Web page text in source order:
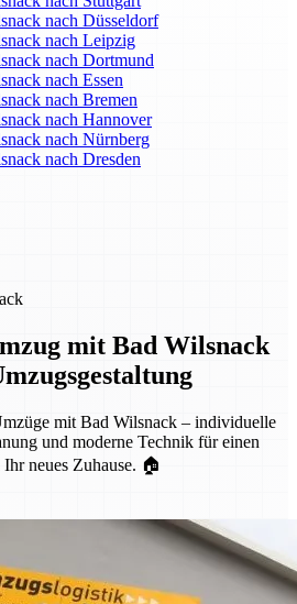
nach Düsseldorf
nach Leipzig
nach Dortmund
nach Essen
nach Bremen
nach Hannover
nach Nürnberg
nach Dresden
mit Bad Wilsnack
mit Bad Wilsnack – individuelle
und moderne Technik für einen
neues Zuhause. 🏠